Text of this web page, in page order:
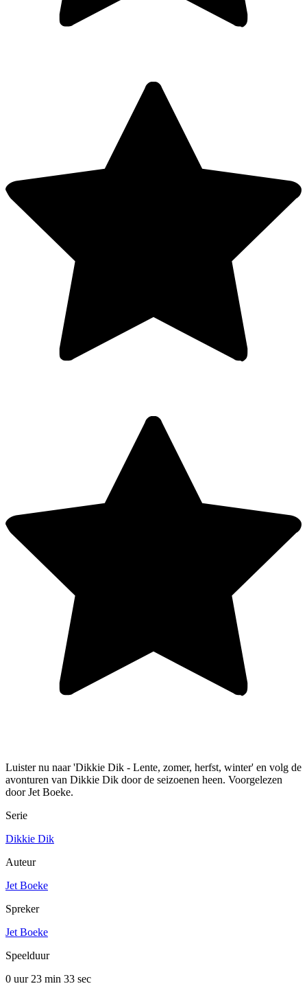
Luister nu naar 'Dikkie Dik - Lente, zomer, herfst, winter' en volg de
avonturen van Dikkie Dik door de seizoenen heen. Voorgelezen
door Jet Boeke.
Serie
Dikkie Dik
Auteur
Jet Boeke
Spreker
Jet Boeke
Speelduur
0 uur 23 min 33 sec